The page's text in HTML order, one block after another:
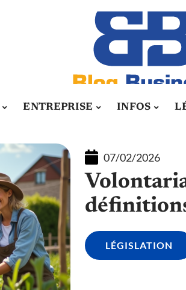
ENTREPRISE INFOS
07/02/2026
LÉGISLATION